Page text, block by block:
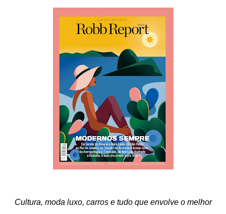
Cultura, moda luxo, carros e tudo que envolve o melhor